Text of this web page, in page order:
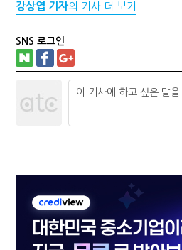
강상엽 기자의 기사 더 보기
SNS 로그인